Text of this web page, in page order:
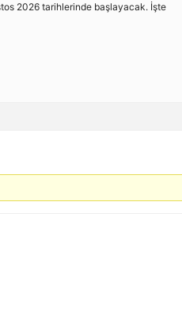
2026 tarihlerinde başlayacak. İşte